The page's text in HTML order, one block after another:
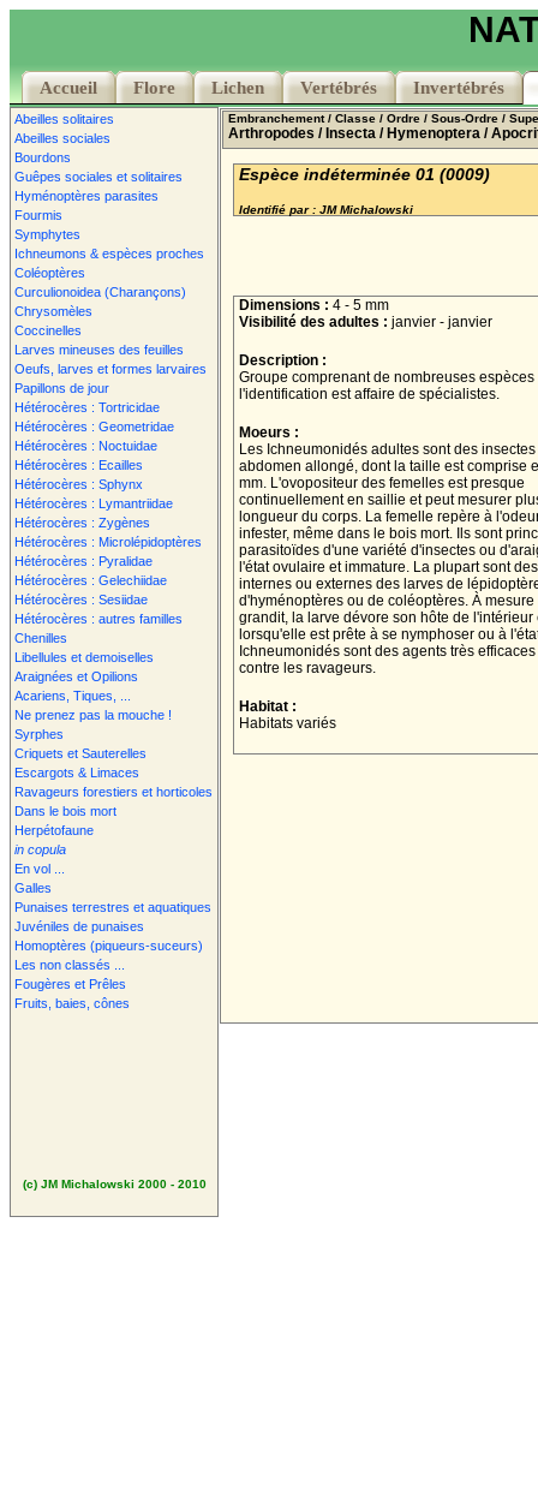
Accueil Flore Lichen Vertébrés Invertébrés
Accueil Flore Lichen Vertébrés Invertébrés
Abeilles solitaires
Abeilles sociales
Bourdons
Guêpes sociales et solitaires
Hyménoptères parasites
Fourmis
Symphytes
Ichneumons & espèces proches
Coléoptères
Curculionoidea (Charançons)
Chrysomèles
Coccinelles
Larves mineuses des feuilles
Oeufs, larves et formes larvaires
Papillons de jour
Hétérocères : Tortricidae
Hétérocères : Geometridae
Hétérocères : Noctuidae
Hétérocères : Ecailles
Hétérocères : Sphynx
Hétérocères : Lymantriidae
Hétérocères : Zygènes
Hétérocères : Microlépidoptères
Hétérocères : Pyralidae
Hétérocères : Gelechiidae
Hétérocères : Sesiidae
Hétérocères : autres familles
Chenilles
Libellules et demoiselles
Araignées et Opilions
Acariens, Tiques, ...
Ne prenez pas la mouche !
Syrphes
Criquets et Sauterelles
Escargots & Limaces
Ravageurs forestiers et horticoles
Dans le bois mort
Herpétofaune
in copula
En vol ...
Galles
Punaises terrestres et aquatiques
Juvéniles de punaises
Homoptères (piqueurs-suceurs)
Les non classés ...
Fougères et Prêles
Fruits, baies, cônes
(c) JM Michalowski 2000 - 2010
Embranchement/ Classe / Ordre / Sous-Ordre /
Arthropodes / Insecta / Hymenoptera /
Espèce indéterminée 01 (0009)
Identifié par : JM Michalowski
Dimensions : 4 - 5 mm
Visibilité des adultes : janvier - janvier
Description :
Groupe comprenant de nombreuses espèces
l'identification est affaire de spécialistes.
Moeurs :
Les Ichneumonidés adultes sont des
abdomen allongé, dont la taille est comprise
mm. L'ovopositeur des femelles est presque
continuellement en saillie et peut mesurer
longueur du corps. La femelle repère à
infester, même dans le bois mort. Ils sont
parasitoïdes d'une variété d'insectes ou
l'état ovulaire et immature. La plupart sont
internes ou externes des larves de
d'hyménoptères ou de coléoptères. À
grandit, la larve dévore son hôte de l'intérieur
lorsqu'elle est prête à se nymphoser ou à
Ichneumonidés sont des agents très
contre les ravageurs.
Habitat :
Habitats variés